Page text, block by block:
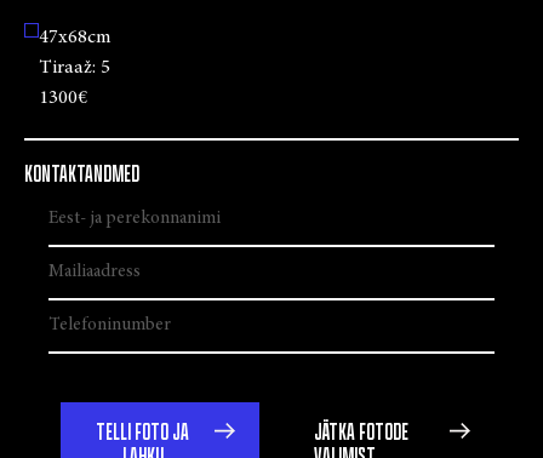
47x68cm
Tiraaž: 5
1300€
KONTAKTANDMED
TELLI FOTO JA
JÄTKA FOTODE